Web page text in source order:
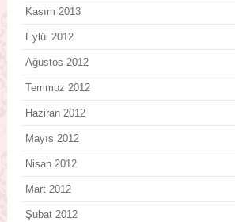
Kasım 2013
Eylül 2012
Ağustos 2012
Temmuz 2012
Haziran 2012
Mayıs 2012
Nisan 2012
Mart 2012
Şubat 2012